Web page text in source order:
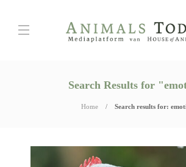
Search Results for
Home Search results for: